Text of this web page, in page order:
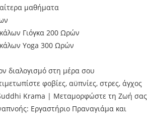
μαθήματα
Γιόγκα 200 Ωρών
Yoga 300 Ωρών
διαλογισμό στη μέρα σου
φοβίες, αϋπνίες, στρες, άγχος
Krama | Μεταμορφώστε τη Ζωή σας
Εργαστήριο Πραναγιάμα και